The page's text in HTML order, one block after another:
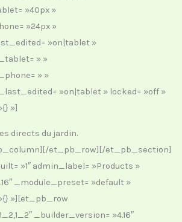
»40px »
»24px »
»on|tablet »
» »
» »
»on|tablet » locked= »off »
»]
directs du jardin.
et_pb_row][/et_pb_section]
»1″ admin_label= »Products »
_module_preset= »default »
»][et_pb_row
_builder_version= »4.16″